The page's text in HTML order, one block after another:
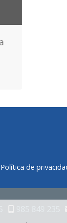
Política de